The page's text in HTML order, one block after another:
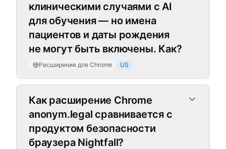
клиническими случаями с AI
для обучения — но имена
пациентов и даты рождения
не могут быть включены. Как?
Расширение для Chrome US
Как расширение Chrome
anonym.legal сравнивается с
продуктом безопасности
браузера Nightfall?